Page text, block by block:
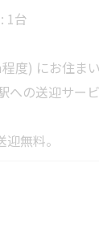
1台
度) にお住ま
への送迎サー
無料。